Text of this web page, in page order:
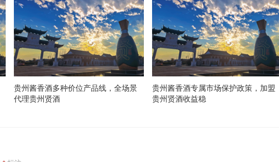
贵州酱香酒多种价位产品线，全场景
代理贵州贤酒
贵州酱香酒专属市场保护政策，加盟
贵州贤酒收益稳